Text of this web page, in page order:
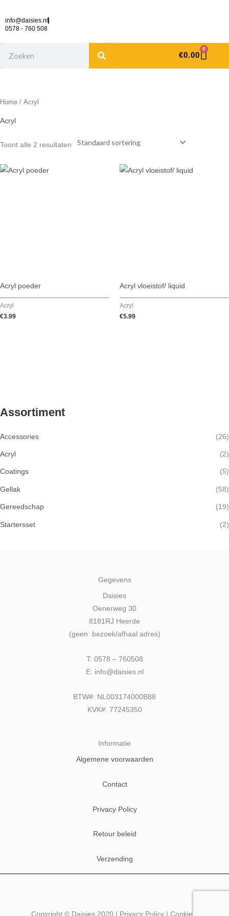
naar
de
inhoud
info@daisies.nl
0578 - 760 508
€0.00
0
Cart
Assortiment
Accessories (26)
Acryl (2)
Coatings (5)
Gellak (58)
Gereedschap (19)
Startersset (2)
Home / Acryl
Acryl
Toont alle 2 resultaten
Acryl poeder
Acryl
€3.99
Acryl vloeistof/ liquid
Acryl
€5.99
Gegevens
Daisies
Oenerweg 30
8181RJ Heerde
(geen bezoek/afhaal adres)
T: 0578 – 760508
E: info@daisies.nl
BTW#: NL003174000B88
KVK#: 77245350
Informatie
Algemene voorwaarden
Contact
Privacy Policy
Retour beleid
Verzending
Copyright © Daisies 2020 | Privacy Policy | Cookie Policy